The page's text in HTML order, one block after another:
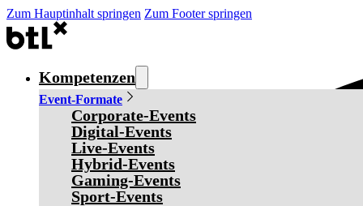
Zum Hauptinhalt springen Zum Footer springen
Kompetenzen
Event-Formate
Corporate-Events
Digital-Events
Live-Events
Hybrid-Events
Gaming-Events
Sport-Events